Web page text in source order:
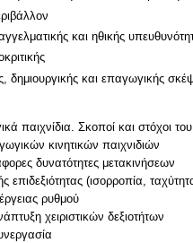
και ηθικής
δημιουργικής και επαγωγικής
παιχνίδια. Σκοποί και στόχοι
κινητικών παιχνιδιών
δυνατότητες μετακινήσεων
επιδεξιότητας (ισορροπία,
ρυθμού
χειριστικών δεξιοτήτων